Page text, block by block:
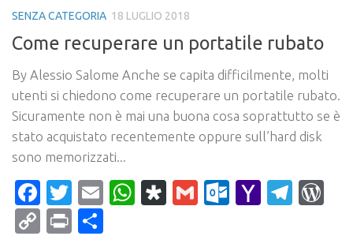
SENZA CATEGORIA 18 LUGLIO 2018
Come recuperare un portatile rubato
By Alessio Salome Anche se capita difficilmente, molti
utenti si chiedono come recuperare un portatile rubato.
Sicuramente non è mai una buona cosa soprattutto se è
stato acquistato recentemente oppure sull’hard disk
sono memorizzati...
Facebook
Twitter
EmailWhatsApp
Diaspora
Gmail Yahoo
CopyPrint